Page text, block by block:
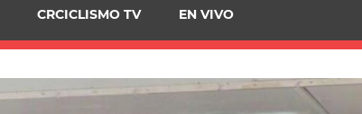
CRCICLISMO TV EN VIVO